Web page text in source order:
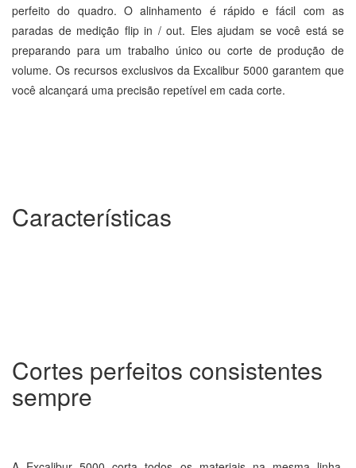
perfeito do quadro. O alinhamento é rápido e fácil com as
paradas de medição flip in / out. Eles ajudam se você está se
preparando para um trabalho único ou corte de produção de
volume. Os recursos exclusivos da Excalibur 5000 garantem que
você alcançará uma precisão repetível em cada corte.
Características
Cortes perfeitos consistentes
sempre